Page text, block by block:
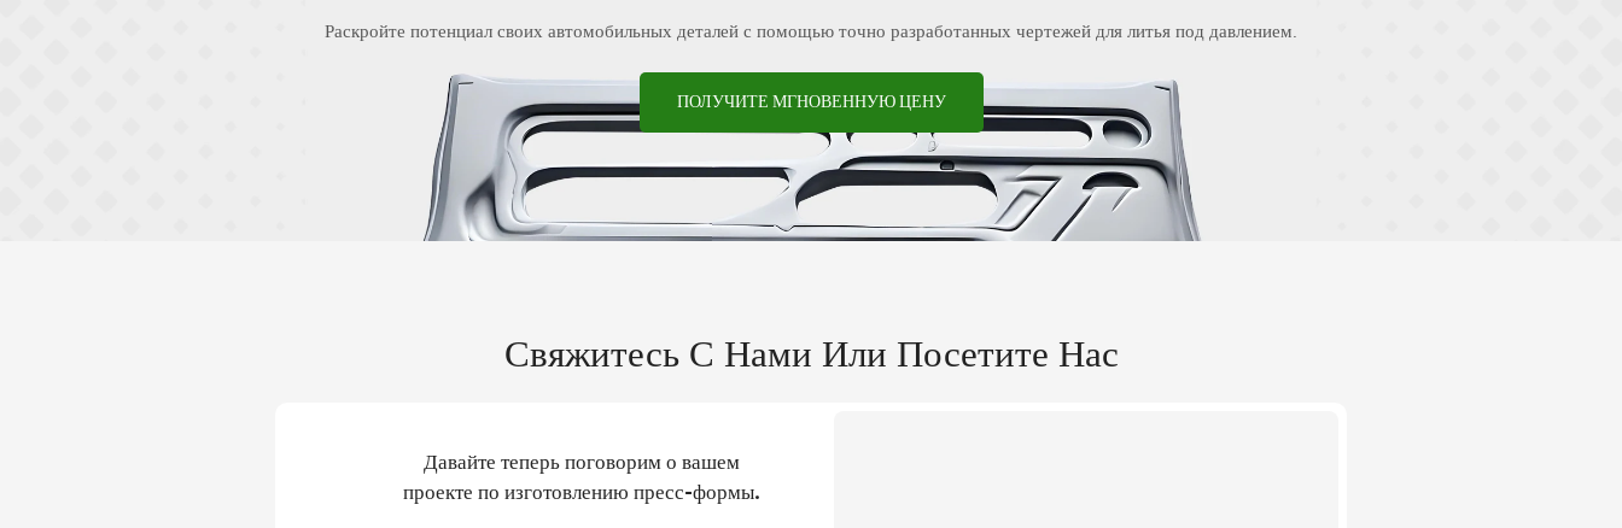
Раскройте потенциал своих автомобильных деталей с помощью точно разработанных чертежей для литья под давлением.
ПОЛУЧИТЕ МГНОВЕННУЮ ЦЕНУ
Свяжитесь С Нами Или Посетите Нас
Давайте теперь поговорим о вашем
проекте по изготовлению пресс-формы.